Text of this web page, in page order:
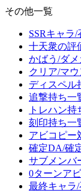
その他一覧
SSRキャラ
十天衆の評
かばう/ダ
クリア/マ
ディスペル
追撃持ち一
トレハン持
刻印持ち一
アビコピー
確定DA/確
サブメンバ
0ターンア
最終キャラ